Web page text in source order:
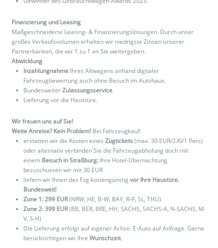
Finanzierung und Leasing
Maßgeschneiderte Leasing- & Finanzierungslösungen. Durch unser
großes Verkaufsvolumen erhalten wir niedrigste Zinsen unserer
Partnerbanken, die wir 1 zu 1 an Sie weitergeben.
Abwicklung
Inzahlungnahme Ihres Altwagens anhand digitaler
Fahrzeugbewertung auch ohne Besuch im Autohaus.
BundesweiterZulassungsservice.
Lieferung vor die Haustüre.
Wir freuen uns auf Sie!
Weite Anreise? Kein Problem! Bei Fahrzeugkauf:
erstatten wir die Kosten eines Zugtickets(max. 30 EUR/2.Kl/1 Pers)
oder alternativ verbinden Sie die Fahrzeugabholung doch mit
einem Besuch in Straßburg: Ihre Hotel-Übernachtung
bezuschussen wir mit 30 EUR
liefern wir Ihnen das Fzg kostengünstig vor Ihre Haustüre.
Bundesweit!
Zone 1: 299 EUR(NRW, HE, B-W, BAY, R-P, SL, THÜ)
Zone 2: 399 EUR(BB, BER, BRE, HH, SACHS, SACHS-A, N-SACHS, M-
V, S-H)
Die Lieferung erfolgt auf eigener Achse. E-Auto auf Anfrage. Gerne
berücksichtigen wir Ihre Wunschzeit.